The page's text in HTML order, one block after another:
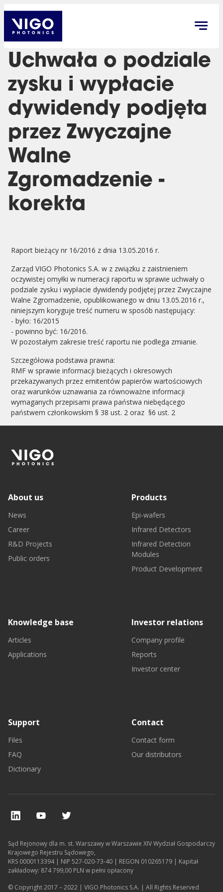
Uchwała o podziale
zysku i wypłacie
dywidendy podjęta
przez Zwyczajne
Walne
Zgromadzenie -
korekta
Raport bieżący nr 16/2016 z dnia 13.05.2016 r.
Zarząd VIGO Photonics S.A. w z związku z zaistnieniem
oczywistej omyłki w numeracji raportu w sprawie uchwały o
podziale zysku i wypłacie dywidendy podjętej przez Zwyczajne
Walne Zgromadzenie, opublikowanego w dniu 13.05.2016 r.,
niniejszym koryguje treść numeru w sposób następujący:
- było: 16/2015
- powinno być: 16/2016.
W pozostałym zakresie treść raportu nie podlega zmianie.
Szczegółowa podstawa prawna:
RMF w sprawie informacji bieżących i okresowych
przekazywanych przez emitentów papierów wartościowych
oraz warunków uznawania za równoważne informacji
wymaganych przepisami prawa państwa niebędącego
państwem członkowskim § 38 ust. 2 oraz §6 ust. 2
About us
News
Career
R&D Projects
Public orders
Products
Epi-wafers
Infrared Detectors
Infrared Detection
Modules
Product Development
Knowledge base
Articles
Applications
Investor relations
Company profile
Reports
Investor center
Support
Files
FAQ
Dictionary
Contact
Contact form
Our distributors
Sąd Rejonowy dla m. st. Warszawy w Warszawie XIV Wydział Gospodarczy
Krajowego Rejestru Sądowego,
KRS 0000113394 | NIP 527-020-73-40 | REGON 010265179 | Kapitał
zakładowy: 874 799,00 PLN w pełni opłacony
© Copyright 2017 – 2022 | VIGO Photonics S.A. | All Rights Reserved